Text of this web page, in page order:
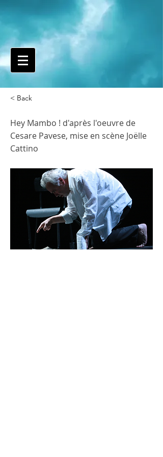
< Back
Hey Mambo ! d'après l'oeuvre de
Cesare Pavese, mise en scène Joëlle
Cattino